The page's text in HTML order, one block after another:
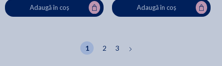
Adaugă în coș Adaugă în coș
1 2 3